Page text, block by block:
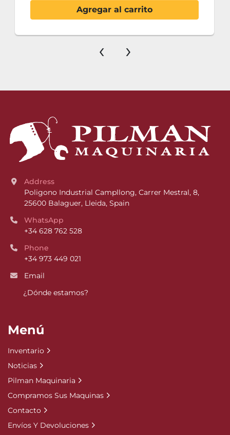
Agregar al carrito
‹ ›
Address
Poligono Industrial Campllong, Carrer Mestral, 8,
25600 Balaguer, Lleida, Spain
WhatsApp
+34 628 762 528
Phone
+34 973 449 021
Email
¿Dónde estamos?
Menú
Inventario
Noticias
Pilman Maquinaria
Compramos Sus Maquinas
Contacto
Envíos Y Devoluciones